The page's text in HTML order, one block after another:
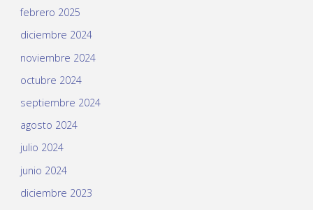
febrero 2025
diciembre 2024
noviembre 2024
octubre 2024
septiembre 2024
agosto 2024
julio 2024
junio 2024
diciembre 2023